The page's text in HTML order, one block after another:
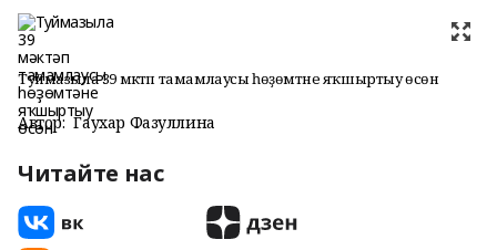
Туймазыла 39 мәктәп тамамлаусы һөҙөмтәне яҡшыртыу өсөн
Автор: Гаухар Фазуллина
Читайте нас